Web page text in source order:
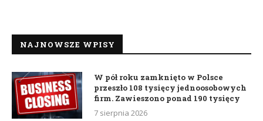
NAJNOWSZE WPISY
W pół roku zamknięto w Polsce
przeszło 108 tysięcy jednoosobowych
firm. Zawieszono ponad 190 tysięcy
7 sierpnia 2026